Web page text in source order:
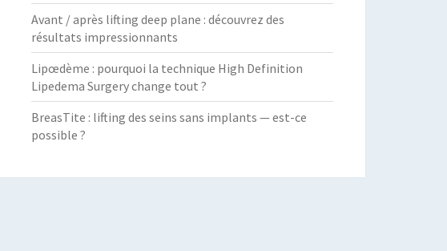
Avant / après lifting deep plane : découvrez des
résultats impressionnants
Lipœdème : pourquoi la technique High Definition
Lipedema Surgery change tout ?
BreasTite : lifting des seins sans implants — est-ce
possible ?